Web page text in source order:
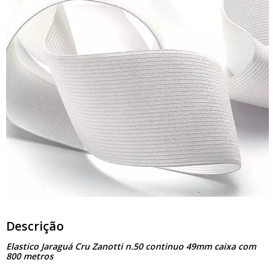
Descrição
Elastico Jaraguá Cru Zanotti n.50 continuo 49mm caixa com
800 metros